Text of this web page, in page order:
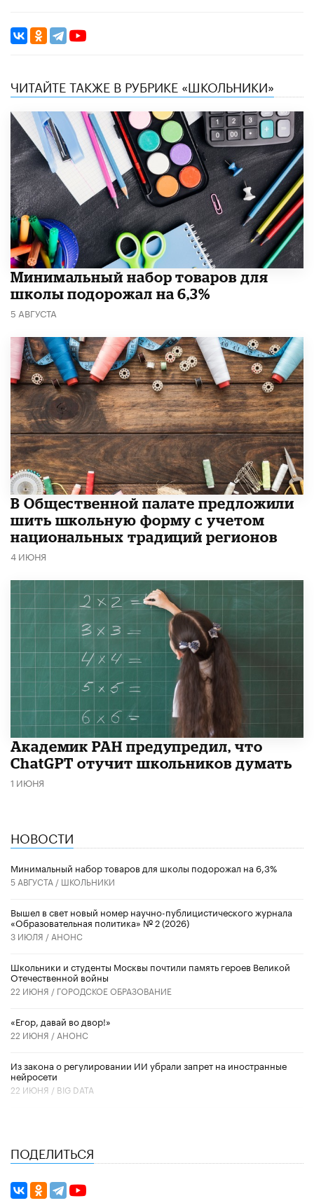
ЧИТАЙТЕ ТАКЖЕ В РУБРИКЕ «ШКОЛЬНИКИ»
Минимальный набор товаров для
школы подорожал на 6,3%
5 АВГУСТА
В Общественной палате предложили
шить школьную форму с учетом
национальных традиций регионов
4 ИЮНЯ
Академик РАН предупредил, что
ChatGPT отучит школьников думать
1 ИЮНЯ
НОВОСТИ
Минимальный набор товаров для школы подорожал на 6,3%
5 АВГУСТА / ШКОЛЬНИКИ
Вышел в свет новый номер научно-публицистического журнала
«Образовательная политика» № 2 (2026)
3 ИЮЛЯ / АНОНС
Школьники и студенты Москвы почтили память героев Великой
Отечественной войны
22 ИЮНЯ / ГОРОДСКОЕ ОБРАЗОВАНИЕ
«Егор, давай во двор!»
22 ИЮНЯ / АНОНС
Из закона о регулировании ИИ убрали запрет на иностранные
нейросети
22 ИЮНЯ / BIG DATA
ПОДЕЛИТЬСЯ